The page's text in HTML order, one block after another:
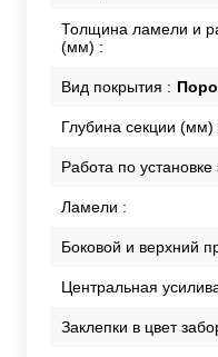
Толщина ламели и
(мм) :
Вид покрытия :
Глубина секции (мм)
Работа по
Ламели :
Боковой и верхний
Центральная
Заклепки в цвет